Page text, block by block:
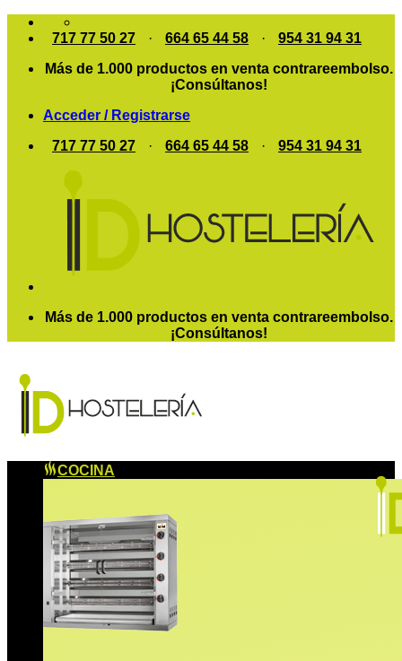
Saltar
717 77 50 27 · 664 65 44 58 ·
954 31 94 31
Más de 1.000 productos en venta contrareembolso.
¡Consúltanos!
Acceder / Registrarse
717 77 50 27
· 664 65 44 58 · 954 31 94 31
Más de 1.000 productos en venta contrareembolso.
¡Consúltanos!
COCINA